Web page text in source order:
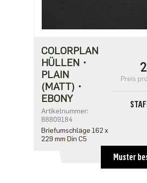
COLORPLAN
HÜLLEN・
PLAIN
(MATT)・
EBONY
Artikelnummer:
88809184
Briefumschläge 162 x
229 mm Din C5
Preis
Muster